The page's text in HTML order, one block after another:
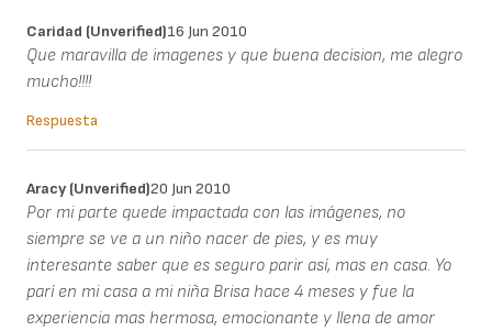
Caridad (unverified)16 Jun 2010
Que maravilla de imagenes y que buena decision, me alegro
mucho!!!!
Respuesta
Aracy (unverified)20 Jun 2010
Por mi parte quede impactada con las imágenes, no
siempre se ve a un niño nacer de pies, y es muy
interesante saber que es seguro parir así, mas en casa. Yo
parí en mi casa a mi niña Brisa hace 4 meses y fue la
experiencia mas hermosa, emocionante y llena de amor